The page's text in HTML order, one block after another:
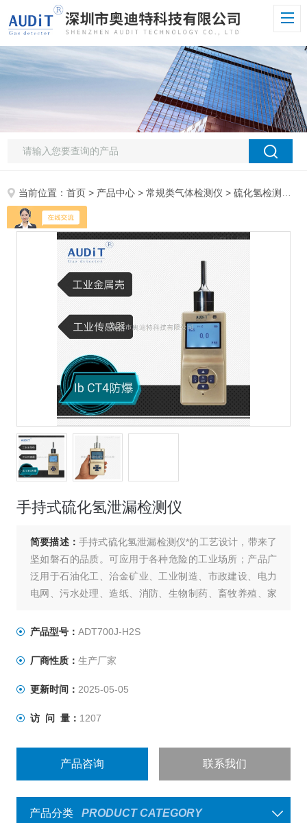
当前位置：首页 > 产品中心 >常规类气体检测仪 >硫化氢检测仪
手持式硫化氢泄漏检测仪
简要描述： 手持式硫化氢泄漏检测仪*的工艺设计，带来了
坚如磐石的品质。可应用于各种危险的工业场所；产品广
泛用于石油化工、治金矿业、工业制造、市政建设、电力
电网、污水处理、造纸、消防、生物制药、畜牧养殖、家
产品型号： ADT700J-H2S
厂商性质： 生产厂家
更新时间： 2025-05-05
访 问 量： 1207
产品咨询 联系我们
产品分类 PRODUCT CATEGORY